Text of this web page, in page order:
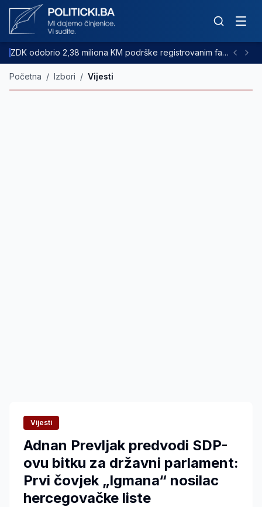
ZDK odobrio 2,38 miliona KM podrške registrovanim farmama goveda
Početna / Izbori / Vijesti
Vijesti
Adnan Prevljak predvodi SDP-
ovu bitku za državni parlament:
Prvi čovjek „Igmana“ nosilac
hercegovačke liste